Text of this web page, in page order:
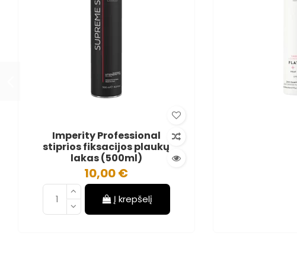
Imperity Professional
stiprios fiksacijos plaukų
lakas (500ml)
10,00 €
Į krepšelį